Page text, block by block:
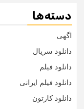
دسته‌ها
اگهی
دانلود سریال
دانلود فیلم
دانلود فیلم ایرانی
دانلود کارتون